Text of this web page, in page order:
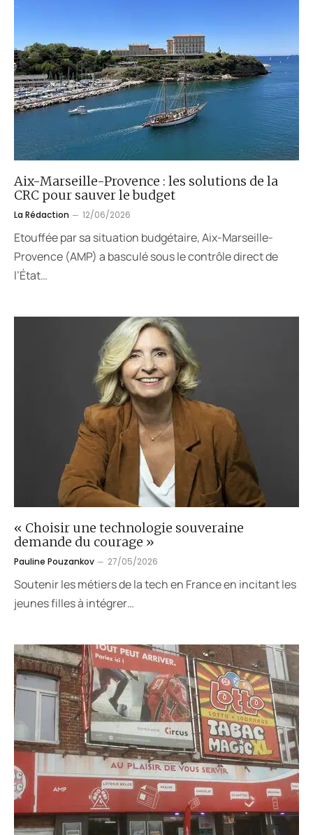
Aix-Marseille-Provence : les solutions de la
CRC pour sauver le budget
La Rédaction 12/06/2026
Etouffée par sa situation budgétaire, Aix-Marseille-
Provence (AMP) a basculé sous le contrôle direct de
l’État…
« Choisir une technologie souveraine
demande du courage »
Pauline Pouzankov 27/05/2026
Soutenir les métiers de la tech en France en incitant les
jeunes filles à intégrer…